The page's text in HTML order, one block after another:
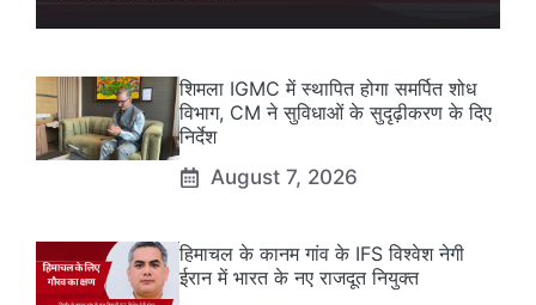
शिमला IGMC में स्थापित होगा समर्पित शोध
विभाग, CM ने सुविधाओं के सुदृढ़ीकरण के दिए
निर्देश
August 7, 2026
हिमाचल के कानम गांव के IFS विश्वेश नेगी
ईरान में भारत के नए राजदूत नियुक्त